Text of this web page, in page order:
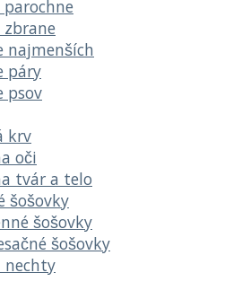
parochne
zbrane
najmenších
páry
psov
krv
oči
tvár a telo
šošovky
šošovky
šošovky
nechty